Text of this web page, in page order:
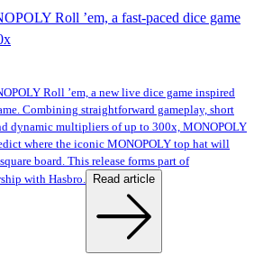
Roll ’em, a fast-paced dice game
Roll ’em, a new live dice game inspired
Combining straightforward gameplay, short
dynamic multipliers of up to 300x, MONOPOLY
where the iconic MONOPOLY top hat will
board. This release forms part of
with Hasbro.
Read article